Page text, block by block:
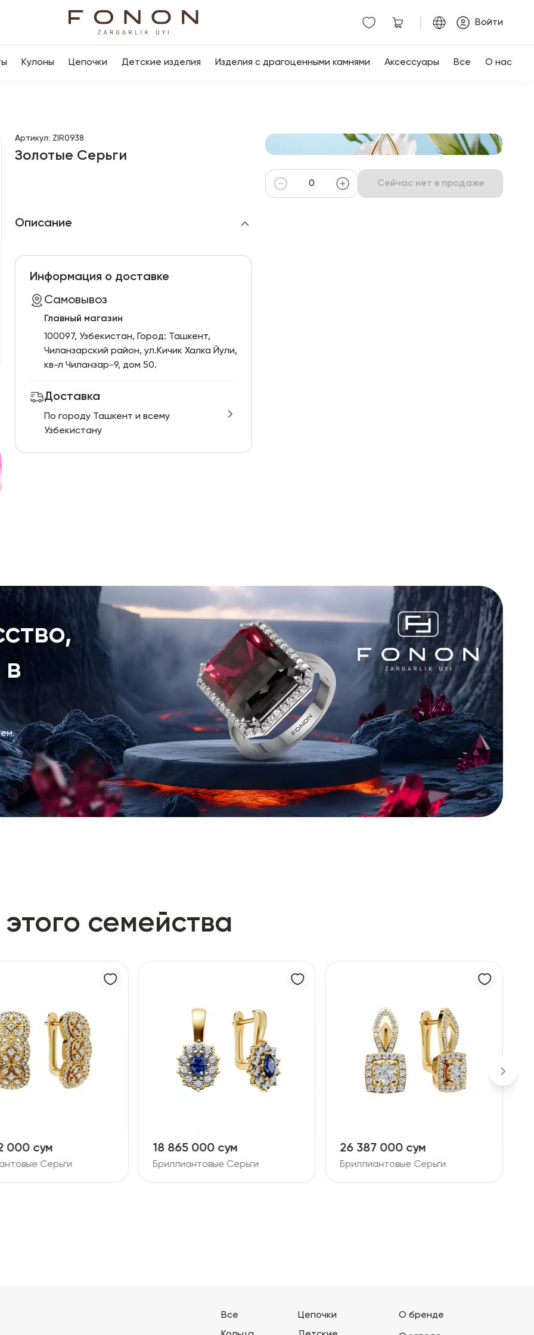
Войти
Кулоны Цепочки Детские изделия Изделия с драгоценными камнями Аксессуары Все О нас
Артикул: ZIR0938
Золотые Серьги
Описание
Информация о доставке
Самовывоз
Главный магазин
100097, Узбекистан, Город: Ташкент,
Чиланзарский pайон, ул.Кичик Халка Йули,
кв-л Чиланзар-9, дом 50.
Доставка
По городу Ташкент и всему
Узбекистану
Сейчас нет в продаже
семейства
000 сум
Серьги
18 865 000 сум
Бриллиантовые Серьги
26 387 000 сум
Бриллиантовые Серьги
Все
Цепочки
О бренде